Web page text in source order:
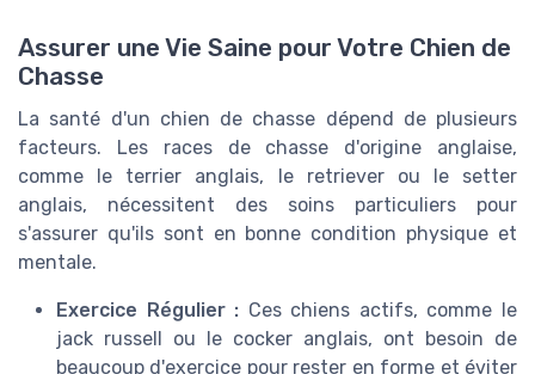
Assurer une Vie Saine pour Votre Chien de
Chasse
La santé d'un chien de chasse dépend de plusieurs
facteurs. Les races de chasse d'origine anglaise,
comme le terrier anglais, le retriever ou le setter
anglais, nécessitent des soins particuliers pour
s'assurer qu'ils sont en bonne condition physique et
mentale.
Exercice Régulier : Ces chiens actifs, comme le
jack russell ou le cocker anglais, ont besoin de
beaucoup d'exercice pour rester en forme et éviter